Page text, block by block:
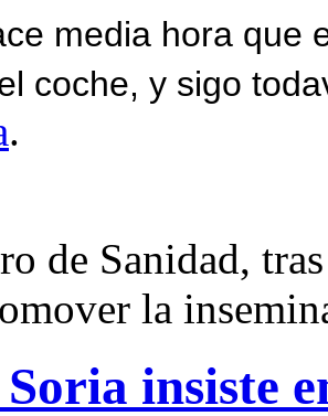
media hora que
coche, y sigo
.
de Sanidad,
la
insiste